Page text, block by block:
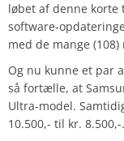
løbet af denne korte
software-
med de mange (108)
Og nu kunne et par
så fortælle, at
Ultra-model.
10.500,- til kr. 8.500,-.